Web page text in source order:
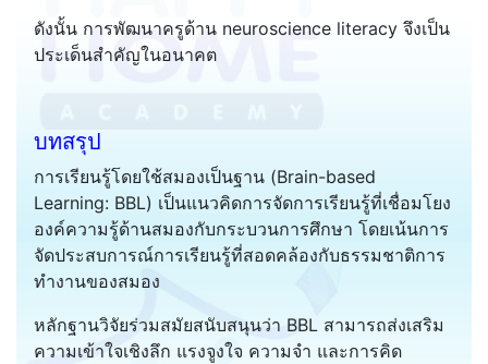
ดังนั้น การพัฒนาครูด้าน neuroscience literacy จึงเป็น
ประเด็นสำคัญในอนาคต
บทสรุป
การเรียนรู้โดยใช้สมองเป็นฐาน (Brain-based
Learning: BBL) เป็นแนวคิดการจัดการเรียนรู้ที่เชื่อมโยง
องค์ความรู้ด้านสมองกับกระบวนการศึกษา โดยเน้นการ
จัดประสบการณ์การเรียนรู้ที่สอดคล้องกับธรรมชาติการ
ทำงานของสมอง
หลักฐานวิจัยร่วมสมัยสนับสนุนว่า BBL สามารถส่งเสริม
ความเข้าใจเชิงลึก แรงจูงใจ ความจำ และการคิด